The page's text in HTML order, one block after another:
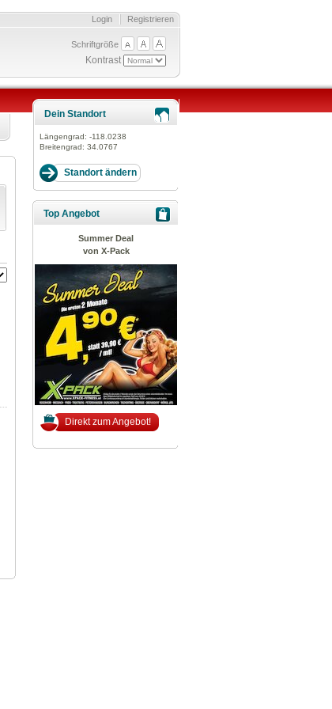
Registrieren
Login
Schriftgröße
Kontrast
Dein Standort
Längengrad: -118.0238
Breitengrad: 34.0767
Top Angebot
Summer Deal
von X-Pack
Direkt zum Angebot!